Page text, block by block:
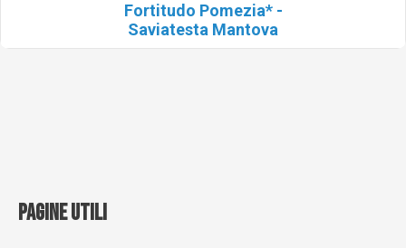
Fortitudo Pomezia* -
Saviatesta Mantova
PAGINE UTILI